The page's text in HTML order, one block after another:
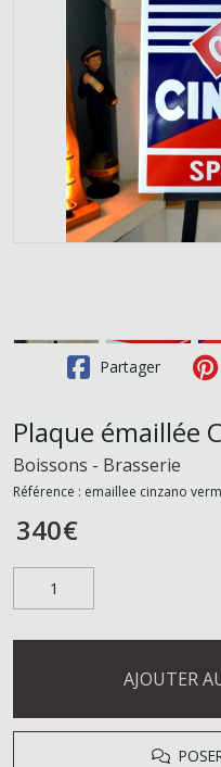
Partager
Plaque émaillée
Boissons - Brasserie
Référence : emaillee cinzano
340€
AJOUTER